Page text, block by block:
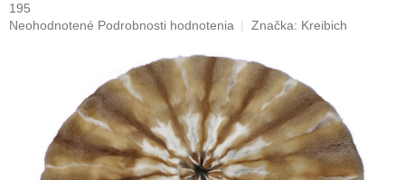
195
Priemerné
hviezdičiek.
Neohodnotené Podrobnosti hodnotenia Značka: Kreibich